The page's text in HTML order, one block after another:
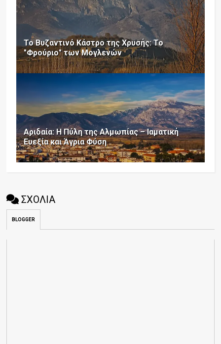
Το Βυζαντινό Κάστρο της Χρυσής: Το
"Φρούριο" των Μογλενών
Αριδαία: Η Πύλη της Αλμωπίας – Ιαματική
Ευεξία και Άγρια Φύση
ΣΧΟΛΙΑ
BLOGGER